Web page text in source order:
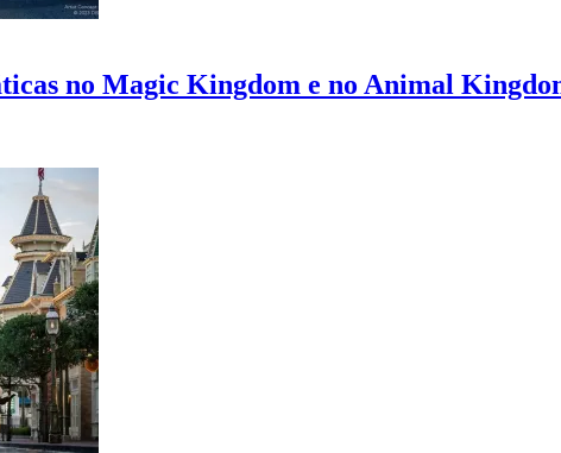
no Magic Kingdom e no Animal